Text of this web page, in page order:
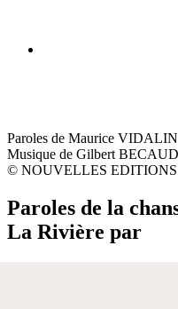
Paroles de Maurice VIDALIN
Musique de Gilbert BECAUD
© NOUVELLES
Paroles de la
La Rivière par